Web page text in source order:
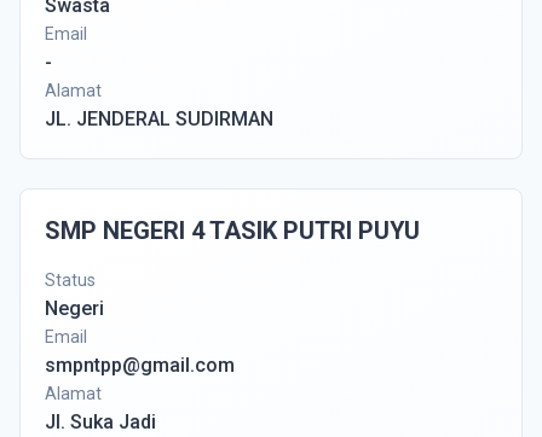
Swasta
Email
-
Alamat
JL. JENDERAL SUDIRMAN
SMP NEGERI 4 TASIK PUTRI PUYU
Status
Negeri
Email
smpntpp@gmail.com
Alamat
Jl. Suka Jadi